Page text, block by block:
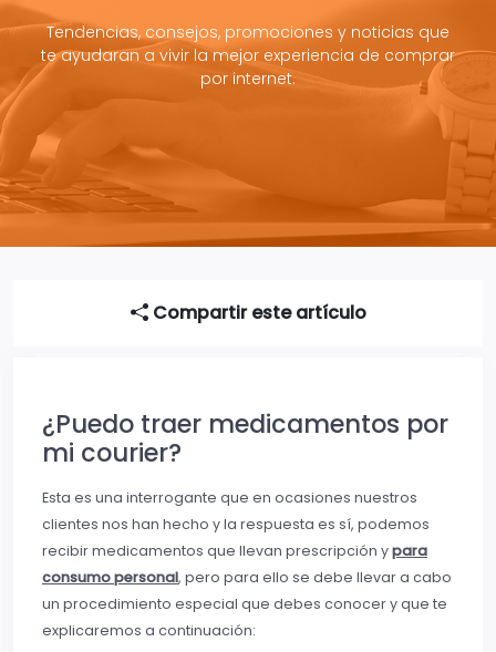
Tendencias, consejos, promociones y noticias que
te ayudaran a vivir la mejor experiencia de comprar
por internet.
Compartir este artículo
¿Puedo traer medicamentos por
mi courier?
Esta es una interrogante que en ocasiones nuestros
clientes nos han hecho y la respuesta es sí, podemos
recibir medicamentos que llevan prescripción ypara
consumo personal, pero para ello se debe llevar a cabo
un procedimiento especial que debes conocer y que te
explicaremos a continuación: